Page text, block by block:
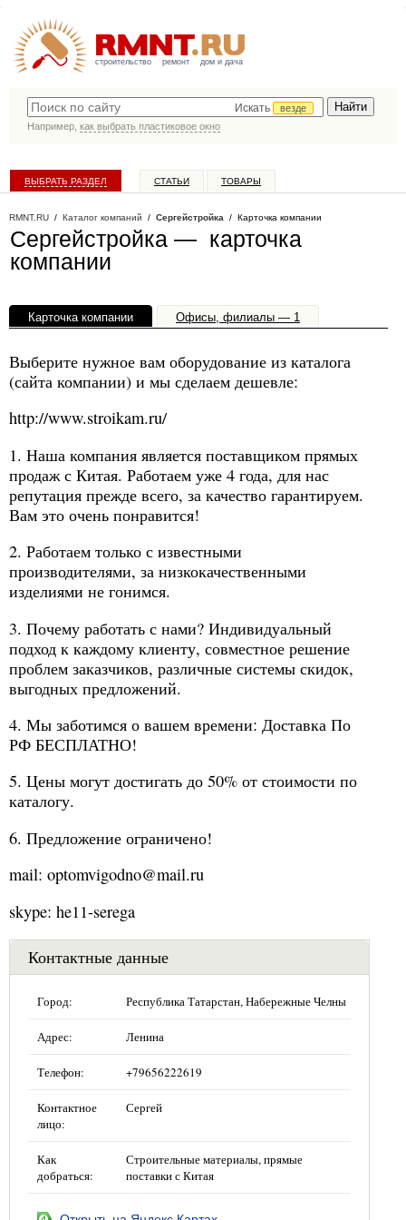
строительство ремонт дом и дача
Искать
везде
Например, как выбрать пластиковое окно
ВЫБРАТЬ РАЗДЕЛ СТАТЬИ ТОВАРЫ
RMNT.RU / Каталог компаний / Сергейстройка / Карточка компании
Сергейстройка — карточка
компании
Карточка компании Офисы, филиалы — 1
Выберите нужное вам оборудование из каталога
(сайта компании) и мы сделаем дешевле:
http://www.stroikam.ru/
1. Наша компания является поставщиком прямых
продаж с Китая. Работаем уже 4 года, для нас
репутация прежде всего, за качество гарантируем.
Вам это очень понравится!
2. Работаем только с известными
производителями, за низкокачественными
изделиями не гонимся.
3. Почему работать с нами? Индивидуальный
подход к каждому клиенту, совместное решение
проблем заказчиков, различные системы скидок,
выгодных предложений.
4. Мы заботимся о вашем времени: Доставка По
РФ БЕСПЛАТНО!
5. Цены могут достигать до 50% от стоимости по
каталогу.
6. Предложение ограничено!
mail: optomvigodno@mail.ru
skype: he11-serega
Контактные данные
Город: Республика Татарстан, Набережные Челны
Адрес: Ленина
Телефон: +79656222619
Контактное
лицо:
Сергей
Как
добраться:
Строительные материалы, прямые
поставки с Китая